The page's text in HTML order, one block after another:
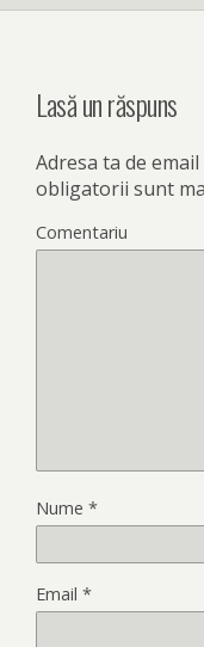
Lasă un răspuns
Adresa ta de
obligatorii sunt
Comentariu
Nume *
Email *